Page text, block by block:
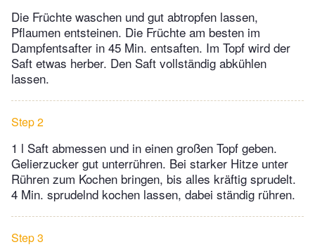
Die Früchte waschen und gut abtropfen lassen,
Pflaumen entsteinen. Die Früchte am besten im
Dampfentsafter in 45 Min. entsaften. Im Topf wird der
Saft etwas herber. Den Saft vollständig abkühlen
lassen.
Step 2
1 l Saft abmessen und in einen großen Topf geben.
Gelierzucker gut unterrühren. Bei starker Hitze unter
Rühren zum Kochen bringen, bis alles kräftig sprudelt.
4 Min. sprudelnd kochen lassen, dabei ständig rühren.
Step 3